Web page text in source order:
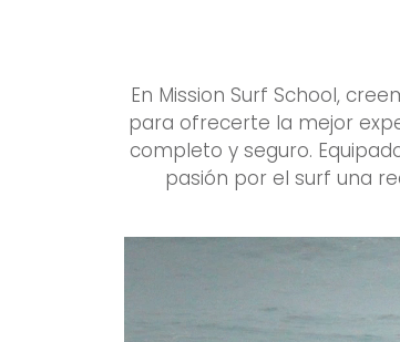
En Mission Surf School,
para ofrecerte la mejor
completo y seguro.
pasión por el surf una